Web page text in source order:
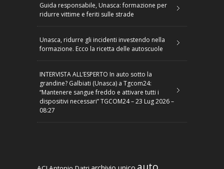
Guida responsabile, Unasca: formazione per
ridurre vittime e feriti sulle strade
Unasca, ridurre gli incidenti investendo nella
formazione. Ecco la ricetta delle autoscuole
INTERVISTA ALL’ESPERTO In auto sotto la
grandine? Galbiati (Unasca) a Tgcom24:
“Mantenere sangue freddo e attivare tutti i
dispositivi necessari” TGCOM24 – 23 Lug 2026 –
08:27